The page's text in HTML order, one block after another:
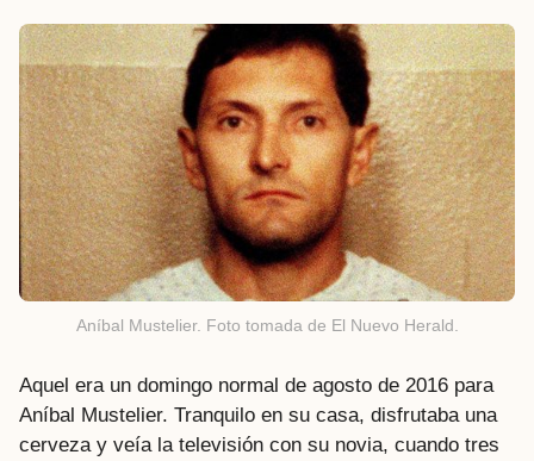
á
s
Aníbal Mustelier. Foto tomada de El Nuevo Herald.
Aquel era un domingo normal de agosto de 2016 para
Aníbal Mustelier. Tranquilo en su casa, disfrutaba una
cerveza y veía la televisión con su novia, cuando tres